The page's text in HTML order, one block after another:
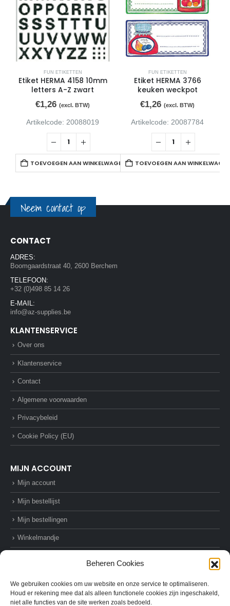
Beheren Cookies
We gebruiken cookies om uw website en onze service te optimaliseren.
Houd er rekening mee dat als alleen functionele cookies zijn ingeschakeld,
niet alle functies van de site werken zoals bedoeld.
FUN ETIKETTEN
Etiket HERMA 4158 10mm
letters A-Z zwart
€1,26 (excl. BTW)
Artikelcode: 20088019
TOEVOEGEN AAN WINKELWAGEN
FUN ETIKETTEN
Etiket HERMA 3766
keuken weckpot
€1,26 (excl. BTW)
Artikelcode: 20087784
TOEVOEGEN AAN
Neem contact op
CONTACT
ADRES:
Boomgaardstraat 40, 2600 Berchem
TELEFOON:
+32 (0)498 85 14 26
E-MAIL:
info@az-supplies.be
KLANTENSERVICE
Over ons
Klantenservice
Contact
Algemene voorwaarden
Privacybeleid
Cookie Policy (EU)
MIJN ACCOUNT
Mijn account
Mijn bestellijst
Mijn bestellingen
Winkelmandje